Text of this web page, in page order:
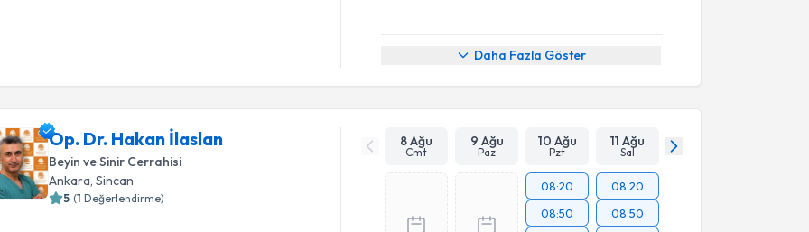
Daha Fazla Göster
Op. Dr. Hakan İlaslan
Beyin ve Sinir Cerrahisi
Ankara, Sincan
5 (1 Değerlendirme)
8 Ağu
Cmt
9 Ağu
Paz
10 Ağu
Pzt
11 Ağu
Sal
08:20
08:50
08:20
08:50